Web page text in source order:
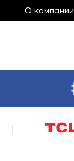
О компании